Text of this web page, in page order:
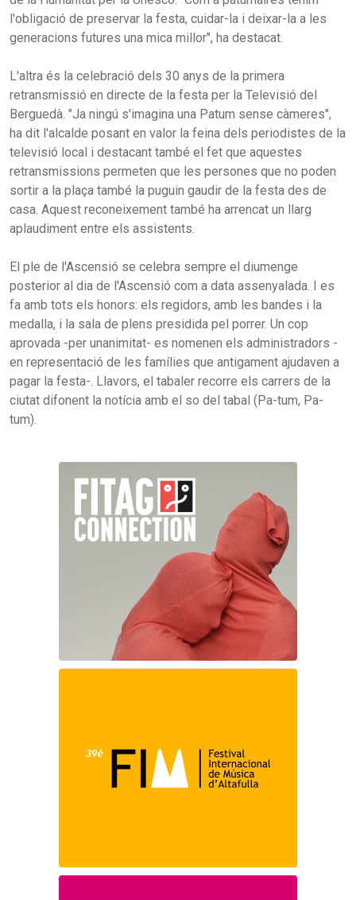
l'obligació de preservar la festa, cuidar-la i deixar-la a les
generacions futures una mica millor", ha destacat.
L'altra és la celebració dels 30 anys de la primera
retransmissió en directe de la festa per la Televisió del
Berguedà. "Ja ningú s'imagina una Patum sense càmeres",
ha dit l'alcalde posant en valor la feina dels periodistes de la
televisió local i destacant també el fet que aquestes
retransmissions permeten que les persones que no poden
sortir a la plaça també la puguin gaudir de la festa des de
casa. Aquest reconeixement també ha arrencat un llarg
aplaudiment entre els assistents.
El ple de l'Ascensió se celebra sempre el diumenge
posterior al dia de l'Ascensió com a data assenyalada. I es
fa amb tots els honors: els regidors, amb les bandes i la
medalla, i la sala de plens presidida pel porrer. Un cop
aprovada -per unanimitat- es nomenen els administradors -
en representació de les famílies que antigament ajudaven a
pagar la festa-. Llavors, el tabaler recorre els carrers de la
ciutat difonent la notícia amb el so del tabal (Pa-tum, Pa-
tum).